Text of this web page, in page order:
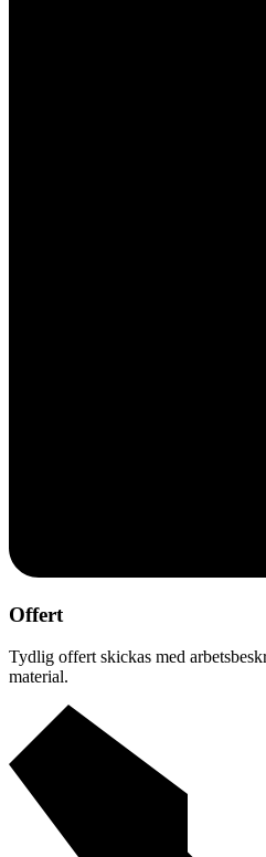
Offert
Tydlig offert skickas med
material.